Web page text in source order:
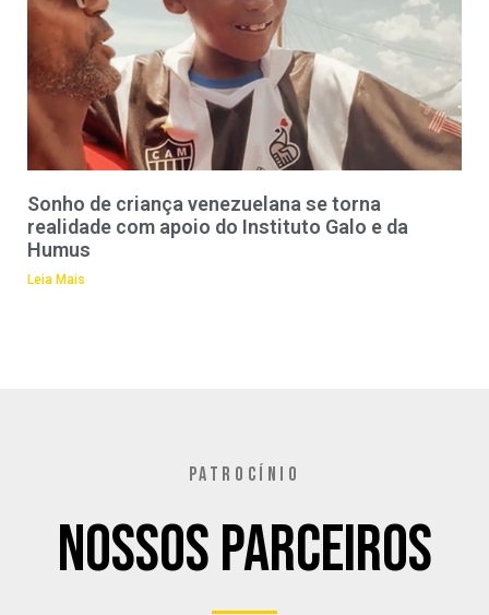
Sonho de criança venezuelana se torna
realidade com apoio do Instituto Galo e da
Humus
Leia Mais
PATROCÍNIO
Nossos Parceiros